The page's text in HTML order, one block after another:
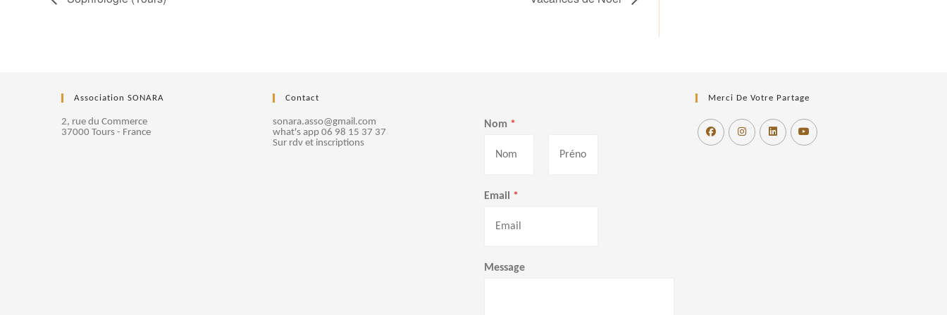
Association SONARA
2, rue du Commerce
37000 Tours - France
Contact
sonara.asso@gmail.com
what's app 06 98 15 37 37
Sur rdv et inscriptions
Nom *
r
é
Email *
Message
Merci De Votre Partage